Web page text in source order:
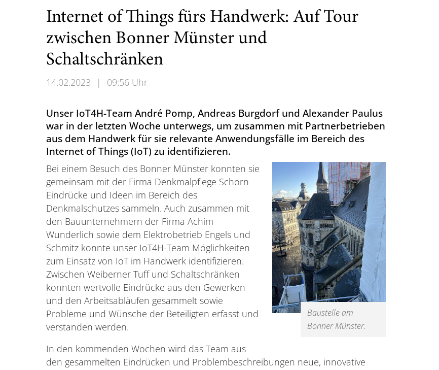
Internet of Things fürs Handwerk: Auf Tour
zwischen Bonner Münster und
Schaltschränken
14.02.2023 | 09:56 Uhr
Unser IoT4H-Team André Pomp, Andreas Burgdorf und Alexander Paulus
war in der letzten Woche unterwegs, um zusammen mit Partnerbetrieben
aus dem Handwerk für sie relevante Anwendungsfälle im Bereich des
Internet of Things (IoT) zu identifizieren.
Baustelle am
Bonner Münster.
Bei einem Besuch des Bonner Münster konnten sie
gemeinsam mit der Firma Denkmalpflege Schorn
Eindrücke und Ideen im Bereich des
Denkmalschutzes sammeln. Auch zusammen mit
den Bauunternehmern der Firma Achim
Wunderlich sowie dem Elektrobetrieb Engels und
Schmitz konnte unser IoT4H-Team Möglichkeiten
zum Einsatz von IoT im Handwerk identifizieren.
Zwischen Weiberner Tuff und Schaltschränken
konnten wertvolle Eindrücke aus den Gewerken
und den Arbeitsabläufen gesammelt sowie
Probleme und Wünsche der Beteiligten erfasst und
verstanden werden.
In den kommenden Wochen wird das Team aus
den gesammelten Eindrücken und Problembeschreibungen neue, innovative